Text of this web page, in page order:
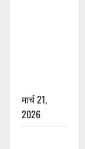
मार्च 21,
2026